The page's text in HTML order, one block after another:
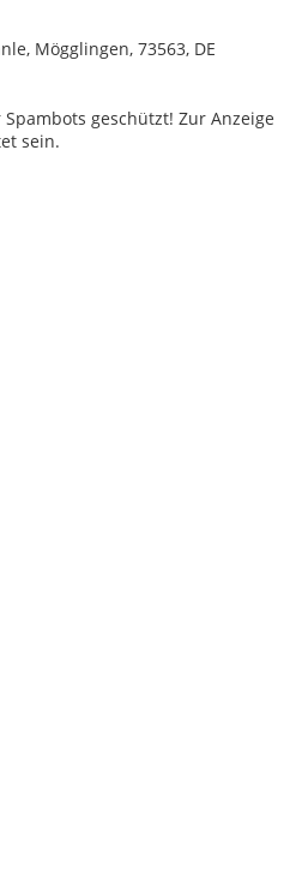
Mögglingen, 73563, DE
geschützt! Zur Anzeige
sein.